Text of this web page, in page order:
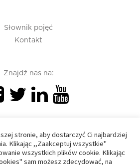
Słownik pojęć
Kontakt
Znajdź nas na:
© All right reserved
stronie, aby dostarczyć Ci najbardziej
Klikając ,,Zaakceptuj wszystkie"
wszystkich plików cookie. Klikając
sam możesz zdecydować, na